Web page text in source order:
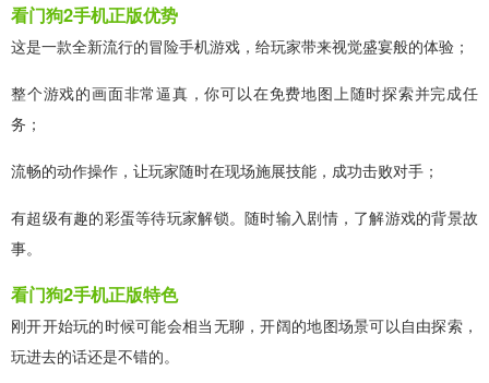
看门狗2手机正版优势
这是一款全新流行的冒险手机游戏，给玩家带来视觉盛宴般的体验；
整个游戏的画面非常逼真，你可以在免费地图上随时探索并完成任
务；
流畅的动作操作，让玩家随时在现场施展技能，成功击败对手；
有超级有趣的彩蛋等待玩家解锁。随时输入剧情，了解游戏的背景故
事。
看门狗2手机正版特色
刚开开始玩的时候可能会相当无聊，开阔的地图场景可以自由探索，
玩进去的话还是不错的。